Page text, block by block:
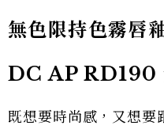
無色限持色霧唇
DC AP RD190
既想要時尚感，又想要